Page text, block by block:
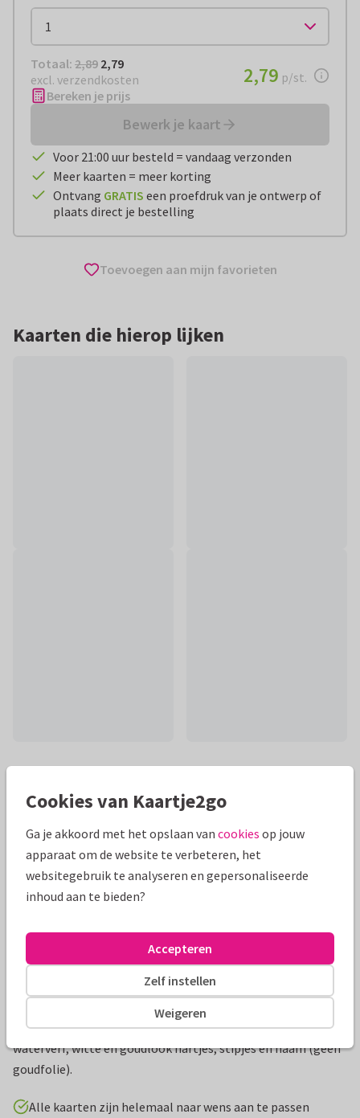
Totaal: € 2,79
Totaal: 2,89 2,79
excl. verzendkosten
€ 2,79per stuk
2,79 p/st.
Bereken je prijs
Bewerk je kaart
Voor 21:00 uur besteld = vandaag verzonden
Meer kaarten = meer korting
Ontvang GRATIS een proefdruk van je ontwerp of
plaats direct je bestelling
Toevoegen aan mijn favorieten
Kaarten die hierop lijken
Productinformatie
Lieve uitnodigingskaart voor een doopfeest met blauwe
waterverf, witte en goudlook hartjes, stipjes en naam (geen
goudfolie).
Alle kaarten zijn helemaal naar wens aan te passen
Cookies van Kaartje2go
Ga je akkoord met het opslaan van cookies op jouw
apparaat om de website te verbeteren, het
websitegebruik te analyseren en gepersonaliseerde
inhoud aan te bieden?
Weigeren
Zelf instellen
Accepteren